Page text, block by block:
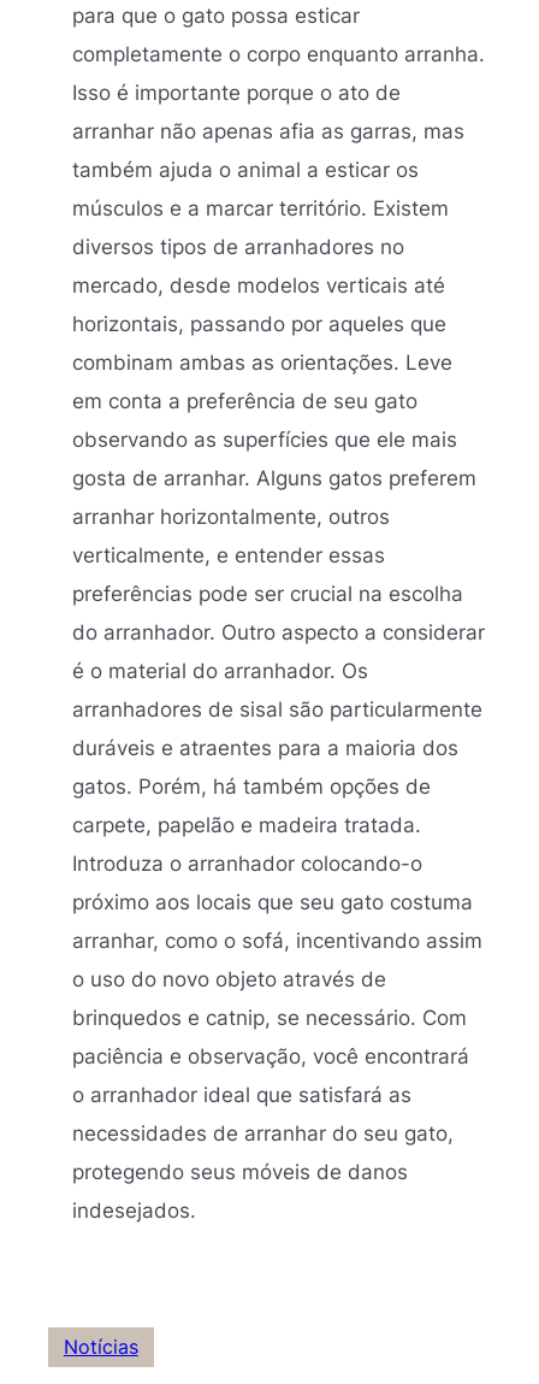
para que o gato possa esticar
completamente o corpo enquanto arranha.
Isso é importante porque o ato de
arranhar não apenas afia as garras, mas
também ajuda o animal a esticar os
músculos e a marcar território. Existem
diversos tipos de arranhadores no
mercado, desde modelos verticais até
horizontais, passando por aqueles que
combinam ambas as orientações. Leve
em conta a preferência de seu gato
observando as superfícies que ele mais
gosta de arranhar. Alguns gatos preferem
arranhar horizontalmente, outros
verticalmente, e entender essas
preferências pode ser crucial na escolha
do arranhador. Outro aspecto a considerar
é o material do arranhador. Os
arranhadores de sisal são particularmente
duráveis e atraentes para a maioria dos
gatos. Porém, há também opções de
carpete, papelão e madeira tratada.
Introduza o arranhador colocando-o
próximo aos locais que seu gato costuma
arranhar, como o sofá, incentivando assim
o uso do novo objeto através de
brinquedos e catnip, se necessário. Com
paciência e observação, você encontrará
o arranhador ideal que satisfará as
necessidades de arranhar do seu gato,
protegendo seus móveis de danos
indesejados.
Notícias